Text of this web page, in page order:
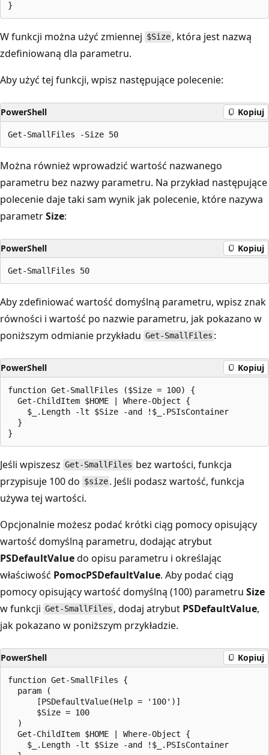
W funkcji można użyć zmiennej $Size , która jest nazwą
zdefiniowaną dla parametru.
Aby użyć tej funkcji, wpisz następujące polecenie:
PowerShell Kopiuj
Można również wprowadzić wartość nazwanego
parametru bez nazwy parametru. Na przykład następujące
polecenie daje taki sam wynik jak polecenie, które nazywa
parametrSize:
PowerShell Kopiuj
Aby zdefiniować wartość domyślną parametru, wpisz znak
równości i wartość po nazwie parametru, jak pokazano w
poniższym odmianie przykładu Get-SmallFiles :
PowerShell Kopiuj
function Get-SmallFiles ($Size = 100) {
  Get-ChildItem $HOME | Where-Object {
    $_.Length -lt $Size -and !$_.PSIsContainer
  }
Jeśli wpiszesz Get-SmallFiles bez wartości, funkcja
przypisuje 100 do $size . Jeśli podasz wartość, funkcja
używa tej wartości.
Opcjonalnie możesz podać krótki ciąg pomocy opisujący
wartość domyślną parametru, dodając atrybut
PSDefaultValuedo opisu parametru i określając
właściwość PomocPSDefaultValue. Aby podać ciąg
pomocy opisujący wartość domyślną (100) parametru Size
w funkcji Get-SmallFiles , dodaj atrybut PSDefaultValue,
jak pokazano w poniższym przykładzie.
PowerShell Kopiuj
function Get-SmallFiles {
  param (
      [PSDefaultValue(Help = '100')]
      $Size = 100
  )
  Get-ChildItem $HOME | Where-Object {
    $_.Length -lt $Size -and !$_.PSIsContainer